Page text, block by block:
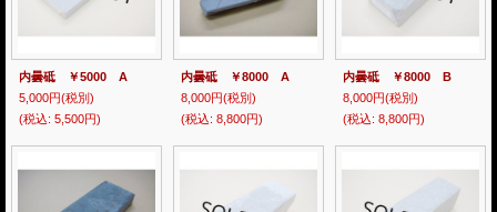
内曇砥 ￥5000 A
5,000円(税別)
(税込: 5,500円)
内曇砥 ￥8000 A
8,000円(税別)
(税込: 8,800円)
内曇砥 ￥8000 B
8,000円(税別)
(税込: 8,800円)